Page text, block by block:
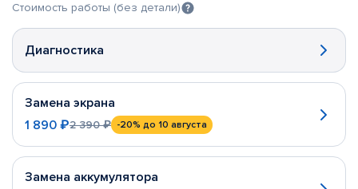
Стоимость работы (без детали)
Диагностика
Замена экрана
1 890 ₽2 390 ₽ -20% до 10 августа
Замена аккумулятора